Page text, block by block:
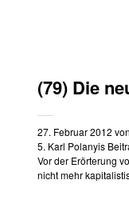
(79) Die
27. Februar 2012 von
5. Karl Polanyis
Vor der Erörterung
nicht mehr